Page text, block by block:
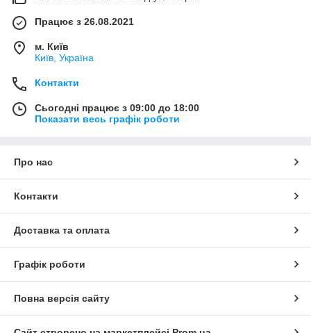
Працює з 26.08.2021
м. Київ
Київ, Україна
Контакти
Сьогодні працює з 09:00 до 18:00
Показати весь графік роботи
Про нас
Контакти
Доставка та оплата
Графік роботи
Повна версія сайту